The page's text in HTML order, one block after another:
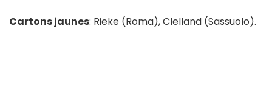
Cartons jaunes: Rieke (Roma), Clelland (Sassuolo).